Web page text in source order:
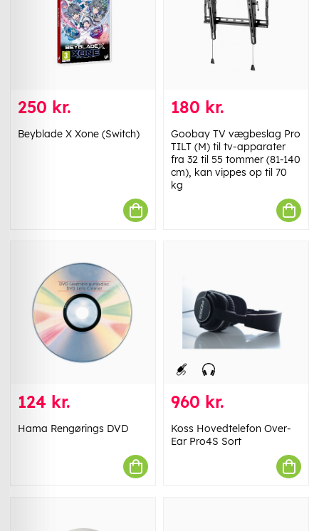
250 kr.
Beyblade X Xone (Switch)
180 kr.
Goobay TV vægbeslag Pro
TILT (M) til tv-apparater
fra 32 til 55 tommer (81-140
cm), kan vippes op til 70
kg
124 kr.
Hama Rengørings DVD
960 kr.
Koss Hovedtelefon Over-
Ear Pro4S Sort